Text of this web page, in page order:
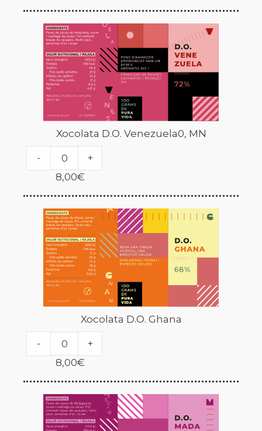
Xocolata D.O. Venezuela0, MN
-
+
8,00€
Xocolata D.O. Ghana
-
+
8,00€